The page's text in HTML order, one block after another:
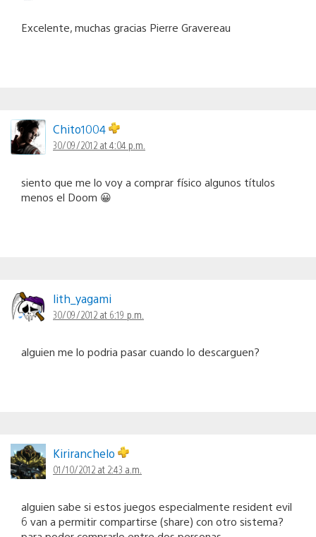
Excelente, muchas gracias Pierre Gravereau
Chito1004
30/09/2012 at 4:04 p.m.
siento que me lo voy a comprar físico algunos títulos
menos el Doom 😀
lith_yagami
30/09/2012 at 6:19 p.m.
alguien me lo podria pasar cuando lo descarguen?
Kiriranchelo
01/10/2012 at 2:43 a.m.
alguien sabe si estos juegos especialmente resident evil
6 van a permitir compartirse (share) con otro sistema?